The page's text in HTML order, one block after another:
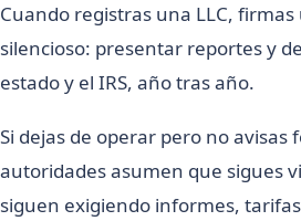
Cuando registras una LLC,
silencioso: presentar reportes y
estado y el IRS, año tras año.
Si dejas de operar pero no avisas
autoridades asumen que sigues
siguen exigiendo informes,